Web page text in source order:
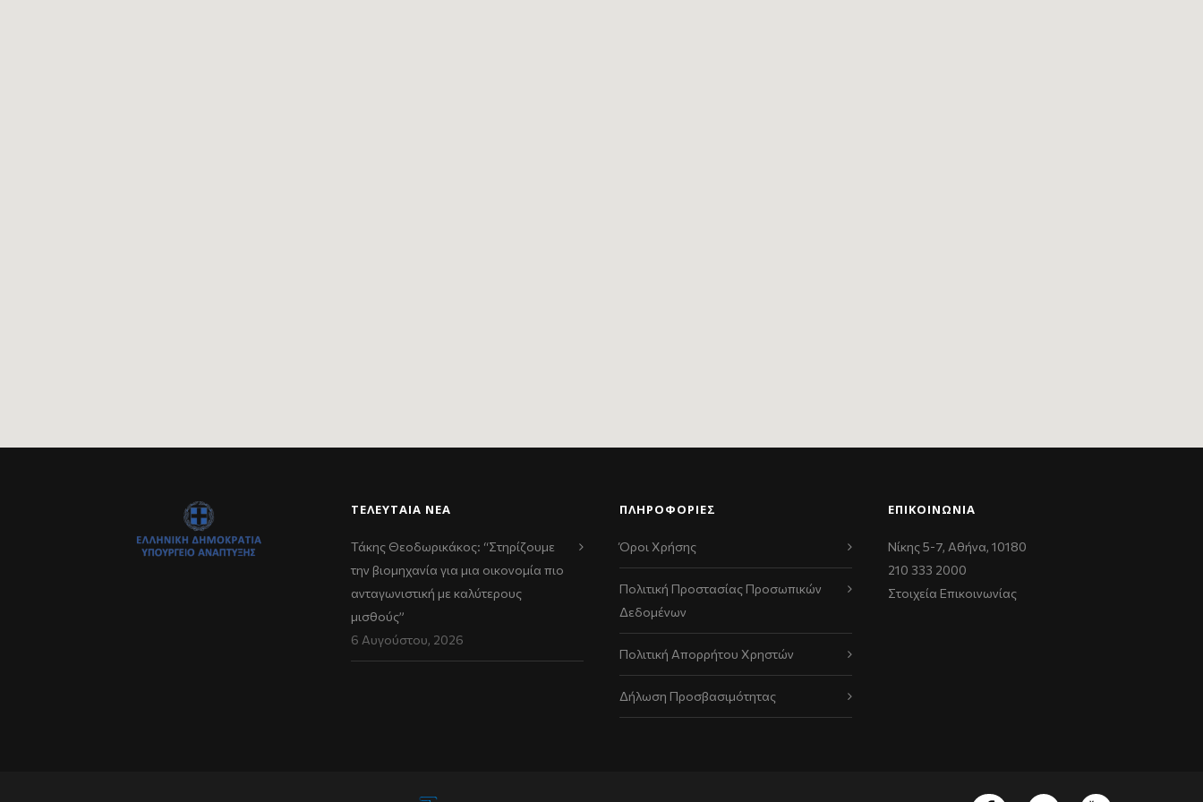
ΤΕΛΕΥΤΑΊΑ ΝΈΑ
Τάκης Θεοδωρικάκος: “Στηρίζουμε
την βιομηχανία για μια οικονομία πιο
ανταγωνιστική με καλύτερους
μισθούς”
6 Αυγούστου, 2026
ΠΛΗΡΟΦΟΡΙΕΣ
Όροι Χρήσης
Πολιτική Προστασίας Προσωπικών
Δεδομένων
Πολιτική Απορρήτου Χρηστών
Δήλωση Προσβασιμότητας
ΕΠΙΚΟΙΝΩΝΊΑ
Νίκης 5-7, Αθήνα, 10180
210 333 2000
Στοιχεία Επικοινωνίας